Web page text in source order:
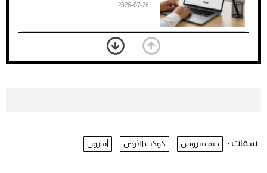
2026-07-26
بعد 7 أشهر من تعرضه لحادث مروع.. جوشوا
يفوز على برينغا بـ"الضربة القاضية" (فيديو)
2026-07-26
سمات : جيف بيزوس كوكب الأرض أمازون